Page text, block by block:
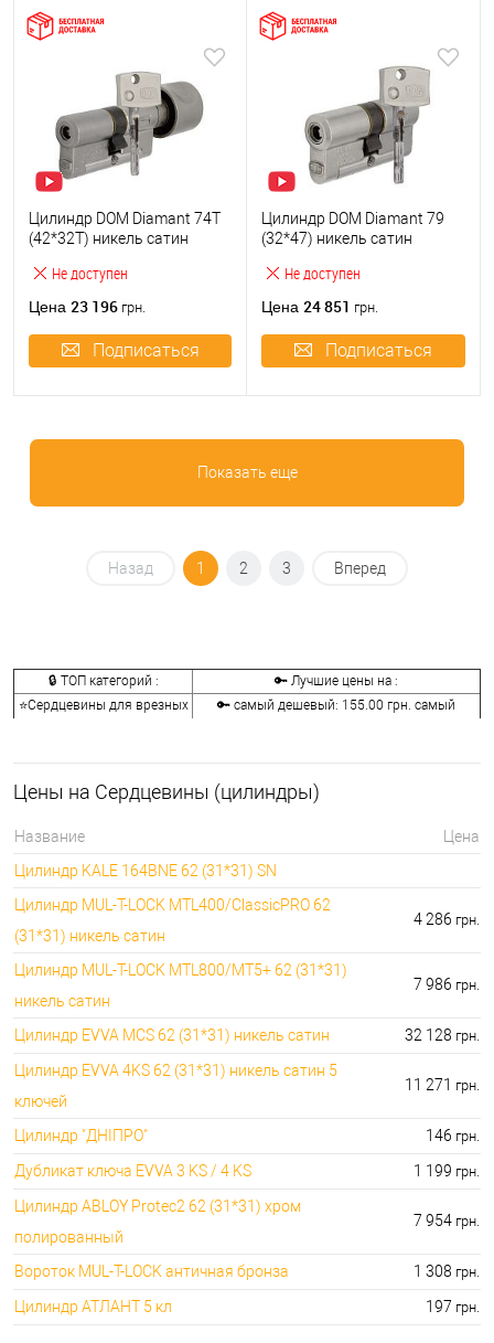
Не доступен
Цилиндр DOM Diamant 74T
(42*32T) никель сатин
Цена 23 196 грн.
Подписаться
Не доступен
Цилиндр DOM Diamant 79
(32*47) никель сатин
Цена 24 851 грн.
Подписаться
Показать еще
Назад 1 2 3 Вперед
🔒 ТОП категорий :
🔑 Лучшие цены на :
⭐Сердцевины для врезных
🔑 самый дешевый: 155.00 грн. самый
🔑 самый дешевый: 133.00 грн. самый
сердцевин:
дорогой: 2746.00 грн.
Цены на Сердцевины (цилиндры)
Название
Цена
Цилиндр KALE 164BNE 62 (31*31) SN
Цилиндр MUL-T-LOCK MTL400/ClassicPRO 62
(31*31) никель сатин
4 286 грн.
Цилиндр MUL-T-LOCK MTL800/MT5+ 62 (31*31)
никель сатин
7 986 грн.
Цилиндр EVVA MCS 62 (31*31) никель сатин 32 128 грн.
Цилиндр EVVA 4KS 62 (31*31) никель сатин 5
ключей
11 271 грн.
Цилиндр "ДНIПРО" 146 грн.
Дубликат ключа EVVA 3 KS / 4 KS 1 199 грн.
Цилиндр ABLOY Protec2 62 (31*31) хром
полированный
7 954 грн.
Вороток MUL-T-LOCK античная бронза 1 308 грн.
Цилиндр АТЛАНТ 5 кл 197 грн.